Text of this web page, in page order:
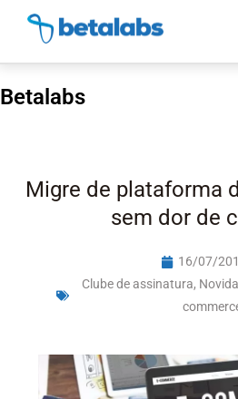
Betalabs
Migre de plataforma
sem dor de
16/07/
Clube de assinatura,